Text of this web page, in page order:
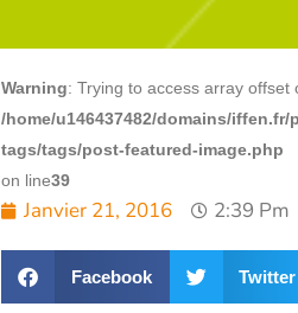
Warning: Trying to access array offset
/home/u146437482/domains/
tags/tags/post-featured-image.php
on line39
Janvier 21, 2016 2:39 Pm
Facebook Twitter